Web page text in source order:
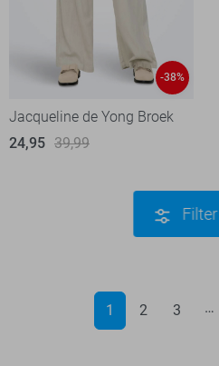
-38%
Jacqueline de Yong Broek
24,95 39,99
Filter
1 2 3